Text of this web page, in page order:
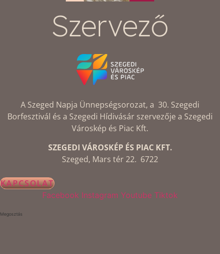
Szervező
A Szeged Napja Ünnepségsorozat, a 30. Szegedi
Borfesztivál és a Szegedi Hídivásár szervezője a Szegedi
Városkép és Piac Kft.
SZEGEDI VÁROSKÉP ÉS PIAC KFT.
Szeged, Mars tér 22. 6722
KAPCSOLAT
Facebook Instagram Youtube Tiktok
Megosztás